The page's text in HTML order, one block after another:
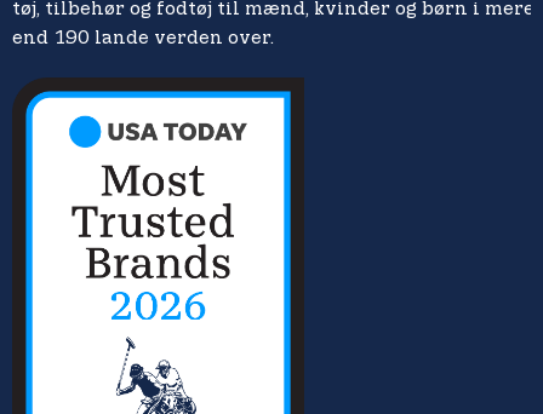
tøj, tilbehør og fodtøj til mænd, kvinder og børn i mere
end 190 lande verden over.